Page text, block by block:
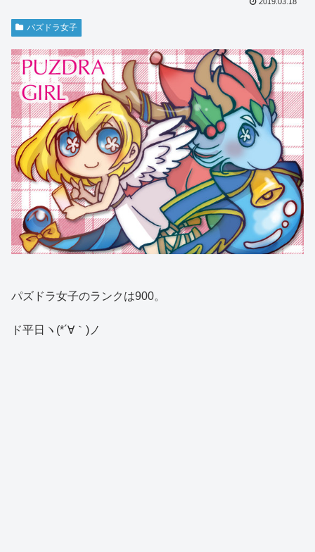
パズドラ女子
パズドラ女子のランクは900。
ド平日ヽ(*´∀｀)ノ